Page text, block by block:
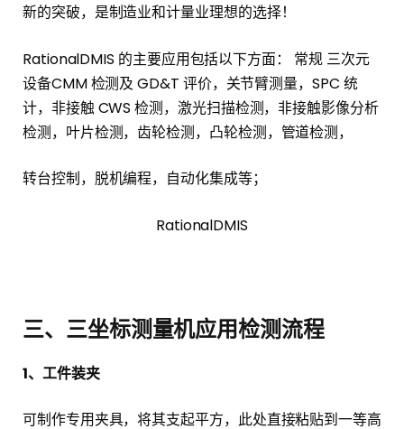
新的突破，是制造业和计量业理想的选择！
RationalDMIS 的主要应用包括以下方面： 常规 三次元
设备CMM 检测及 GD&T 评价，关节臂测量，SPC 统
计，非接触 CWS 检测，激光扫描检测，非接触影像分析
检测，叶片检测，齿轮检测，凸轮检测，管道检测，
转台控制，脱机编程，自动化集成等；
RationalDMIS
三、三坐标测量机应用检测流程
1、工件装夹
可制作专用夹具，将其支起平方，此处直接粘贴到一等高